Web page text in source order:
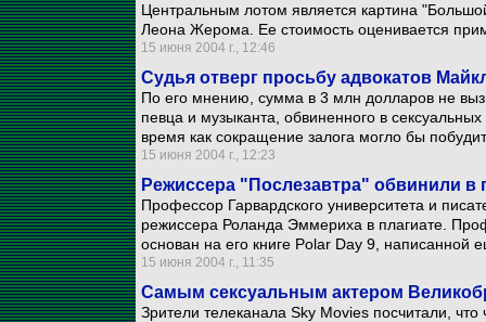
Центральным лотом является картина
Леона Жерома. Ее стоимость оценивается
15 июня 2004 г., 12:46
Судья отверг просьбу адвокатов
По его мнению, сумма в 3 млн долларов не
певца и музыканта, обвиненного в
время как сокращение залога могло бы
15 июня 2004 г., 12:23
Режиссера "Послезавтра" обвинили в
Профессор Гарвардского университета и
режиссера Роланда Эммериха в плагиате.
основан на его книге Polar Day 9, написанной
15 июня 2004 г., 11:35
Самым сексуальным актером
Зрители телеканала Sky Movies посчитали,